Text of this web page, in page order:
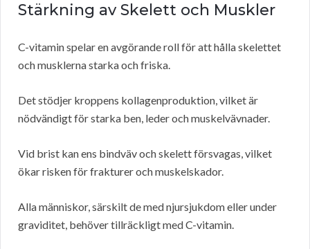
Stärkning av Skelett och Muskler
C-vitamin spelar en avgörande roll för att hålla skelettet
och musklerna starka och friska.
Det stödjer kroppens kollagenproduktion, vilket är
nödvändigt för starka ben, leder och muskelvävnader.
Vid brist kan ens bindväv och skelett försvagas, vilket
ökar risken för frakturer och muskelskador.
Alla människor, särskilt de med njursjukdom eller under
graviditet, behöver tillräckligt med C-vitamin.